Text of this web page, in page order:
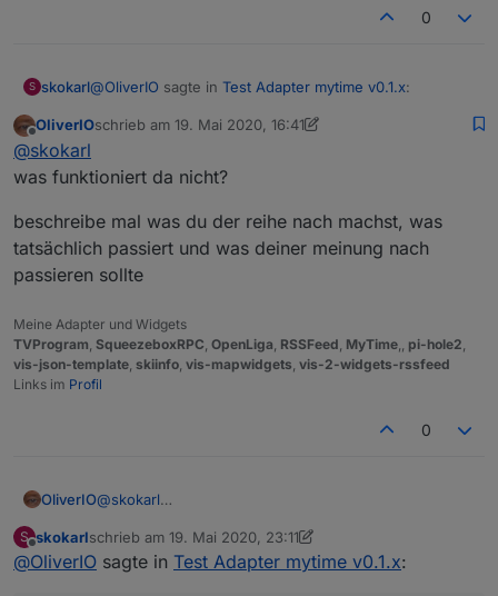
0
S skokarl@OliverIO sagte in Test Adapter mytime v0.1.x:
wäre das dann in cmd
ja, so mache ich es aktuell über Blockly....klappt aber
habe. Von daher wäre ein clr immer sinnvoll.
Offline
OliverIOschrieb am 19. Mai 2020, 16:41
zuletzt editiert von OliverIO
@skokarl
was funktioniert da nicht?
beschreibe mal was du der reihe nach machst, was
tatsächlich passiert und was deiner meinung nach
passieren sollte
Meine Adapter und Widgets
TVProgram SqueezeboxRPC OpenLiga RSSFeed MyTime pi-hole2
vis-json-template skiinfo vis-mapwidgets vis-2-widgets-rssfeed
Links im Profil
0
OliverIO@skokarl
beschreibe mal was du der reihe nach machst, was
tatsächlich passiert und was deiner meinung nach
S
Offline
skokarlschrieb am 19. Mai 2020, 23:11
zuletzt editiert von skokarl
@OliverIO sagte in Test Adapter mytime v0.1.x: